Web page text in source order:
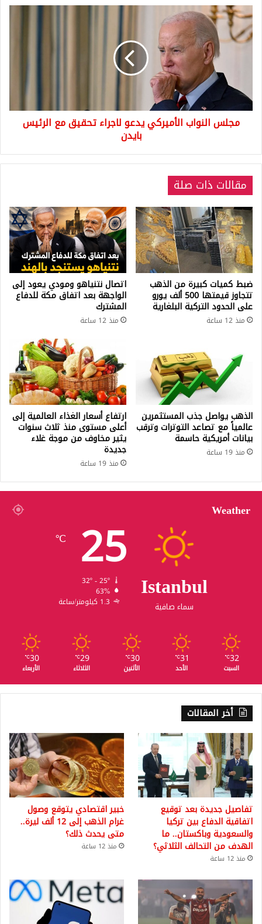
مجلس
النواب
الأميركي
يدعو
الرئيس
بايدن
مجلس النواب الأميركي يدعو لاجراء تحقيق مع الرئيس
بايدن
مقالات ذات صلة
ضبط كميات كبيرة من الذهب
تتجاوز قيمتها 500 ألف يورو
على الحدود التركية البلغارية
منذ 12 ساعة
اتصال نتنياهو ومودي يعود إلى
الواجهة بعد اتفاق مكة للدفاع
المشترك
منذ 12 ساعة
الذهب يواصل جذب المستثمرين
عالمياً مع تصاعد التوترات وترقب
بيانات أمريكية حاسمة
منذ 19 ساعة
ارتفاع أسعار الغذاء العالمية إلى
أعلى مستوى منذ ثلاث سنوات
يثير مخاوف من موجة غلاء
جديدة
منذ 19 ساعة
Weather
Istanbul
سماء صافية
25
℃
32º - 25º
63%
1.3 كيلومتر/ساعة
32
℃
السبت
31
℃
الأحد
30
℃
الأثنين
29
℃
الثلاثاء
30
℃
الأربعاء
أخر المقالات
تفاصيل جديدة بعد توقيع
اتفاقية الدفاع بين تركيا
والسعودية وباكستان.. ما
الهدف من التحالف الثلاثي؟
منذ 12 ساعة
خبير اقتصادي يتوقع وصول
غرام الذهب إلى 12 ألف ليرة..
متى يحدث ذلك؟
منذ 12 ساعة